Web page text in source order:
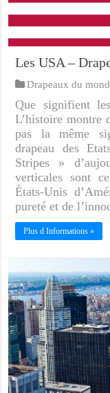
Les USA –
Drapeaux du
Que signifient
L’histoire montre
pas la même
drapeau des
Stripes »
verticales sont
États-Unis
pureté et de
Plus d Informations »